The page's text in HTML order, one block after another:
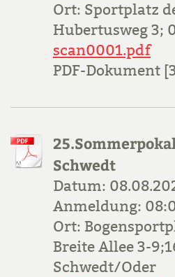
Ort: Sportplatz
Hubertusweg 3;
scan0001.pdf
PDF-Dokument
Schwedt
Datum:
Anmeldung:
Ort:
Breite Allee 3-
Schwedt/Oder